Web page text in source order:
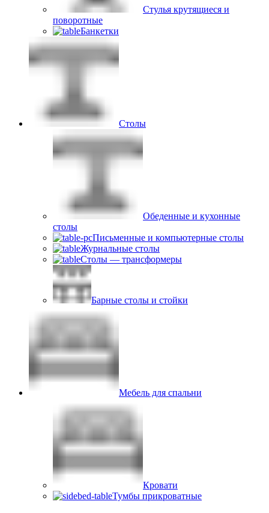
Стулья крутящиеся и
поворотные
Банкетки
Столы
Обеденные и кухонные
столы
Письменные и компьютерные столы
Журнальные столы
Столы — трансформеры
Барные столы и стойки
Мебель для спальни
Кровати
Тумбы прикроватные